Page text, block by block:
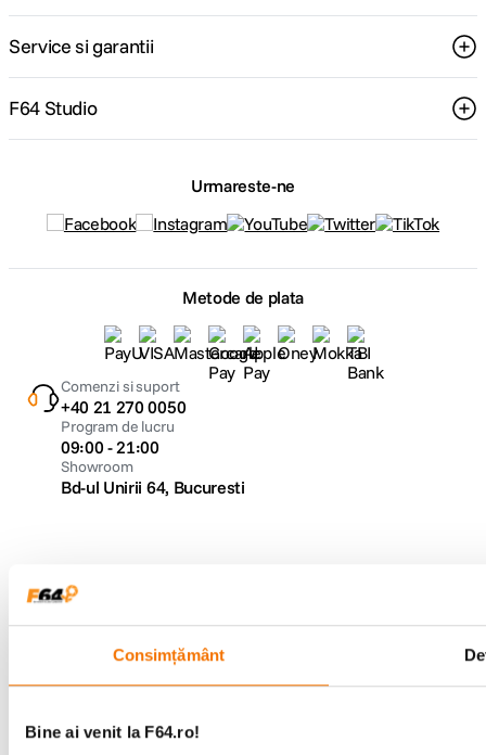
Consimțământ
Bine ai venit la F64.ro!
Service si garantii
F64 Studio
Urmareste-ne
Metode de plata
Comenzi si suport
+40 21 270 0050
Program de lucru
09:00 - 21:00
Showroom
Bd-ul Unirii 64, Bucuresti
Copyright © F64 2001 - 2026